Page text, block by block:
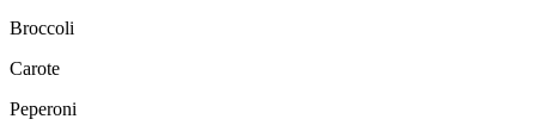
Broccoli
Carote
Peperoni